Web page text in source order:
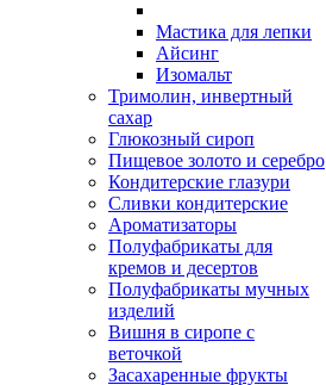
Мастика для лепки
Айсинг
Изомальт
Тримолин, инвертный
сахар
Глюкозный сироп
Пищевое золото и серебро
Кондитерские глазури
Сливки кондитерские
Ароматизаторы
Полуфабрикаты для
кремов и десертов
Полуфабрикаты мучных
изделий
Вишня в сиропе с
веточкой
Засахаренные фрукты